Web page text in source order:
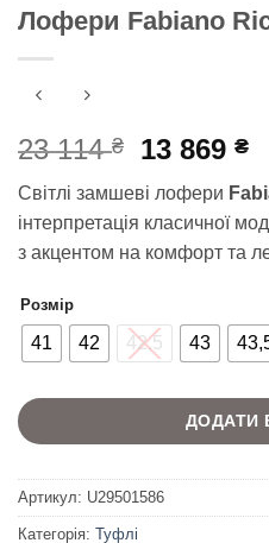
Лофери Fabiano
23 114₴
23
114 ₴.
13 869₴
Світлі замшеві лофери
інтерпретація класичної
з акцентом на комфорт та
Розмір
41 42 42,5 43
ДОДАТИ
Артикул: U29501586
Категорія: Туфлі